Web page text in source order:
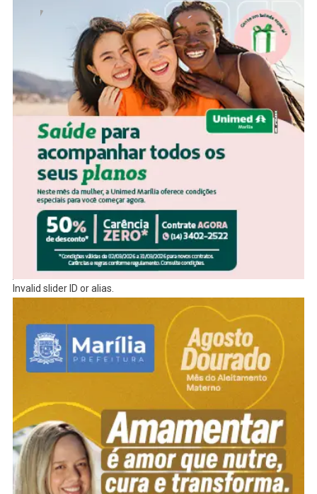
Invalid slider ID or alias.